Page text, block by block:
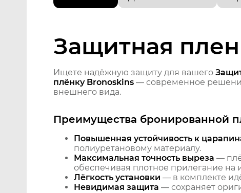
Защитная
Ищете надёжную защиту для вашего
плёнку Bronoskins — современное
внешнего вида.
Преимущества бронированной
Повышенная устойчивость к
полиуретановому материалу.
Максимальная точность выреза —
обеспечивая плотное прилегание на
Лёгкость установки — в комплекте
Невидимая защита — сохраняет